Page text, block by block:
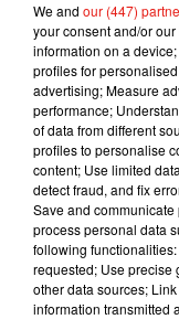
Musique
We and our (447)
your consent and/or
information on a
profiles for
advertising; Measure
performance;
of data from different
profiles to personalise
content; Use limited
detect fraud, and fix
Save and
process personal data
following
requested; Use precise
other data sources;
information transmitted